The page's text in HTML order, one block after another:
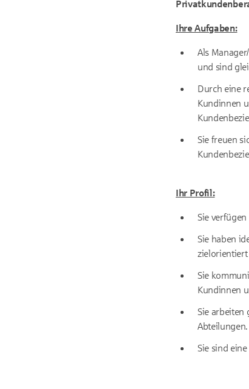
Ihre Aufgaben:
Als
und sind
Durch eine
Kundinnen
Sie freuen
Ihr Profil:
Sie
Sie haben
zielorientiert
Sie
Kundinnen
Sie arbeiten
Abteilungen.
Sie sind